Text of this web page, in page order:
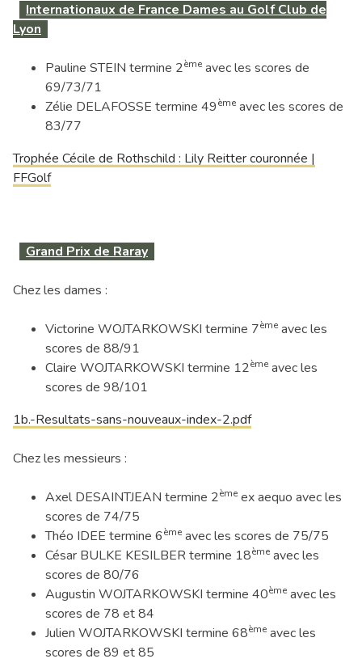
Internationaux de France Dames au Golf Club de
Lyon
Pauline STEIN termine 2ème avec les scores de
69/73/71
Zélie DELAFOSSE termine 49ème avec les scores de
83/77
Trophée Cécile de Rothschild : Lily Reitter couronnée |
FFGolf
Grand Prix de Raray
Chez les dames :
Victorine WOJTARKOWSKI termine 7ème avec les
scores de 88/91
Claire WOJTARKOWSKI termine 12ème avec les
scores de 98/101
1b.-Resultats-sans-nouveaux-index-2.pdf
Chez les messieurs :
Axel DESAINTJEAN termine 2ème ex aequo avec les
scores de 74/75
Théo IDEE termine 6ème avec les scores de 75/75
César BULKE KESILBER termine 18ème avec les
scores de 80/76
Augustin WOJTARKOWSKI termine 40ème avec les
scores de 78 et 84
Julien WOJTARKOWSKI termine 68ème avec les
scores de 89 et 85